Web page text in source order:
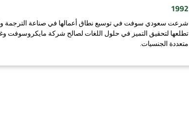
1992
شرعت سعودي سوفت في توسيع نطاق أعمالها في صناعة الترجمة
تطلعها لتحقيق التميز في حلول اللغات لصالح شركة مايكروسوفت
متعددة الجنسيات.​